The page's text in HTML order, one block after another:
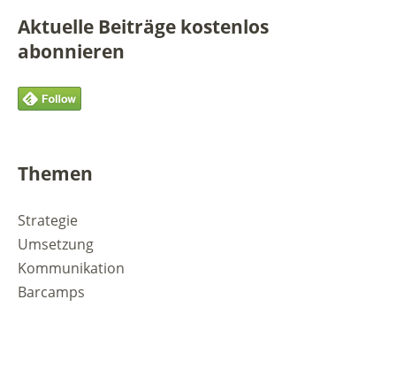
Aktuelle Beiträge kostenlos
abonnieren
Themen
Strategie
Umsetzung
Kommunikation
Barcamps